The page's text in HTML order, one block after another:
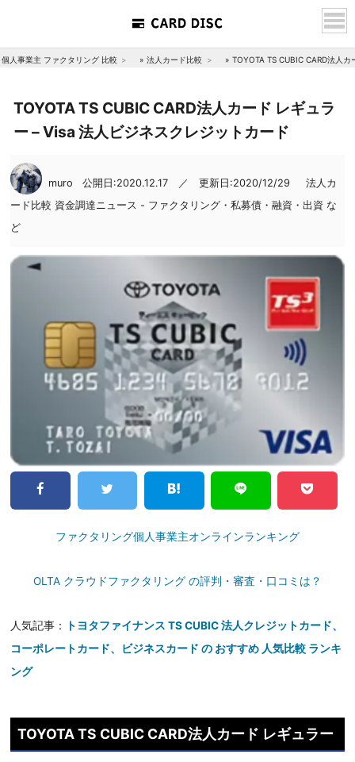
個人事業主 ファクタリング 比較 » 法人カード比較 » TOYOTA TS CUBIC CARD法人
TOYOTA TS CUBIC CARD法人カード レギュラ
ー – Visa 法人ビジネスクレジットカード
muro 公開日:2020.12.17 ／ 更新日:2020/12/29
法人カ
ード比較 資金調達ニュース - ファクタリング・私募債・融資・出資 な
ど
ファクタリング個人事業主オンラインランキング
OLTA クラウドファクタリング の評判・審査・口コミは？
人気記事：
トヨタファイナンス TS CUBIC 法人クレジットカード、
コーポレートカード、ビジネスカード の おすすめ 人気比較 ランキ
ング
TOYOTA TS CUBIC CARD法人カード レギュラー